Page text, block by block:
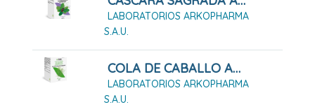
LABORATORIOS ARKOPHARMA
S.A.U.
COLA DE CABALLO ARKOPHARMA 100 Cápsulas Duras
LABORATORIOS ARKOPHARMA
S.A.U.